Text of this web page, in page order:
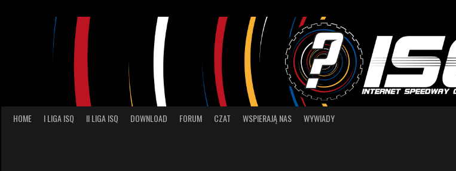
HOME I LIGA ISQ II LIGA ISQ DOWNLOAD FORUM CZAT WSPIERAJĄ NAS WYWIADY